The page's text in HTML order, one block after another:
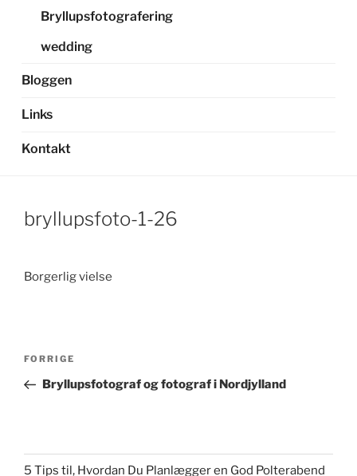
Bryllupsfotografering
wedding
Bloggen
Links
Kontakt
bryllupsfoto-1-26
Borgerlig vielse
Indlægsnavigation
Forrige
indlæg
FORRIGE
Bryllupsfotograf og fotograf i Nordjylland
5 Tips til, Hvordan Du Planlægger en God Polterabend